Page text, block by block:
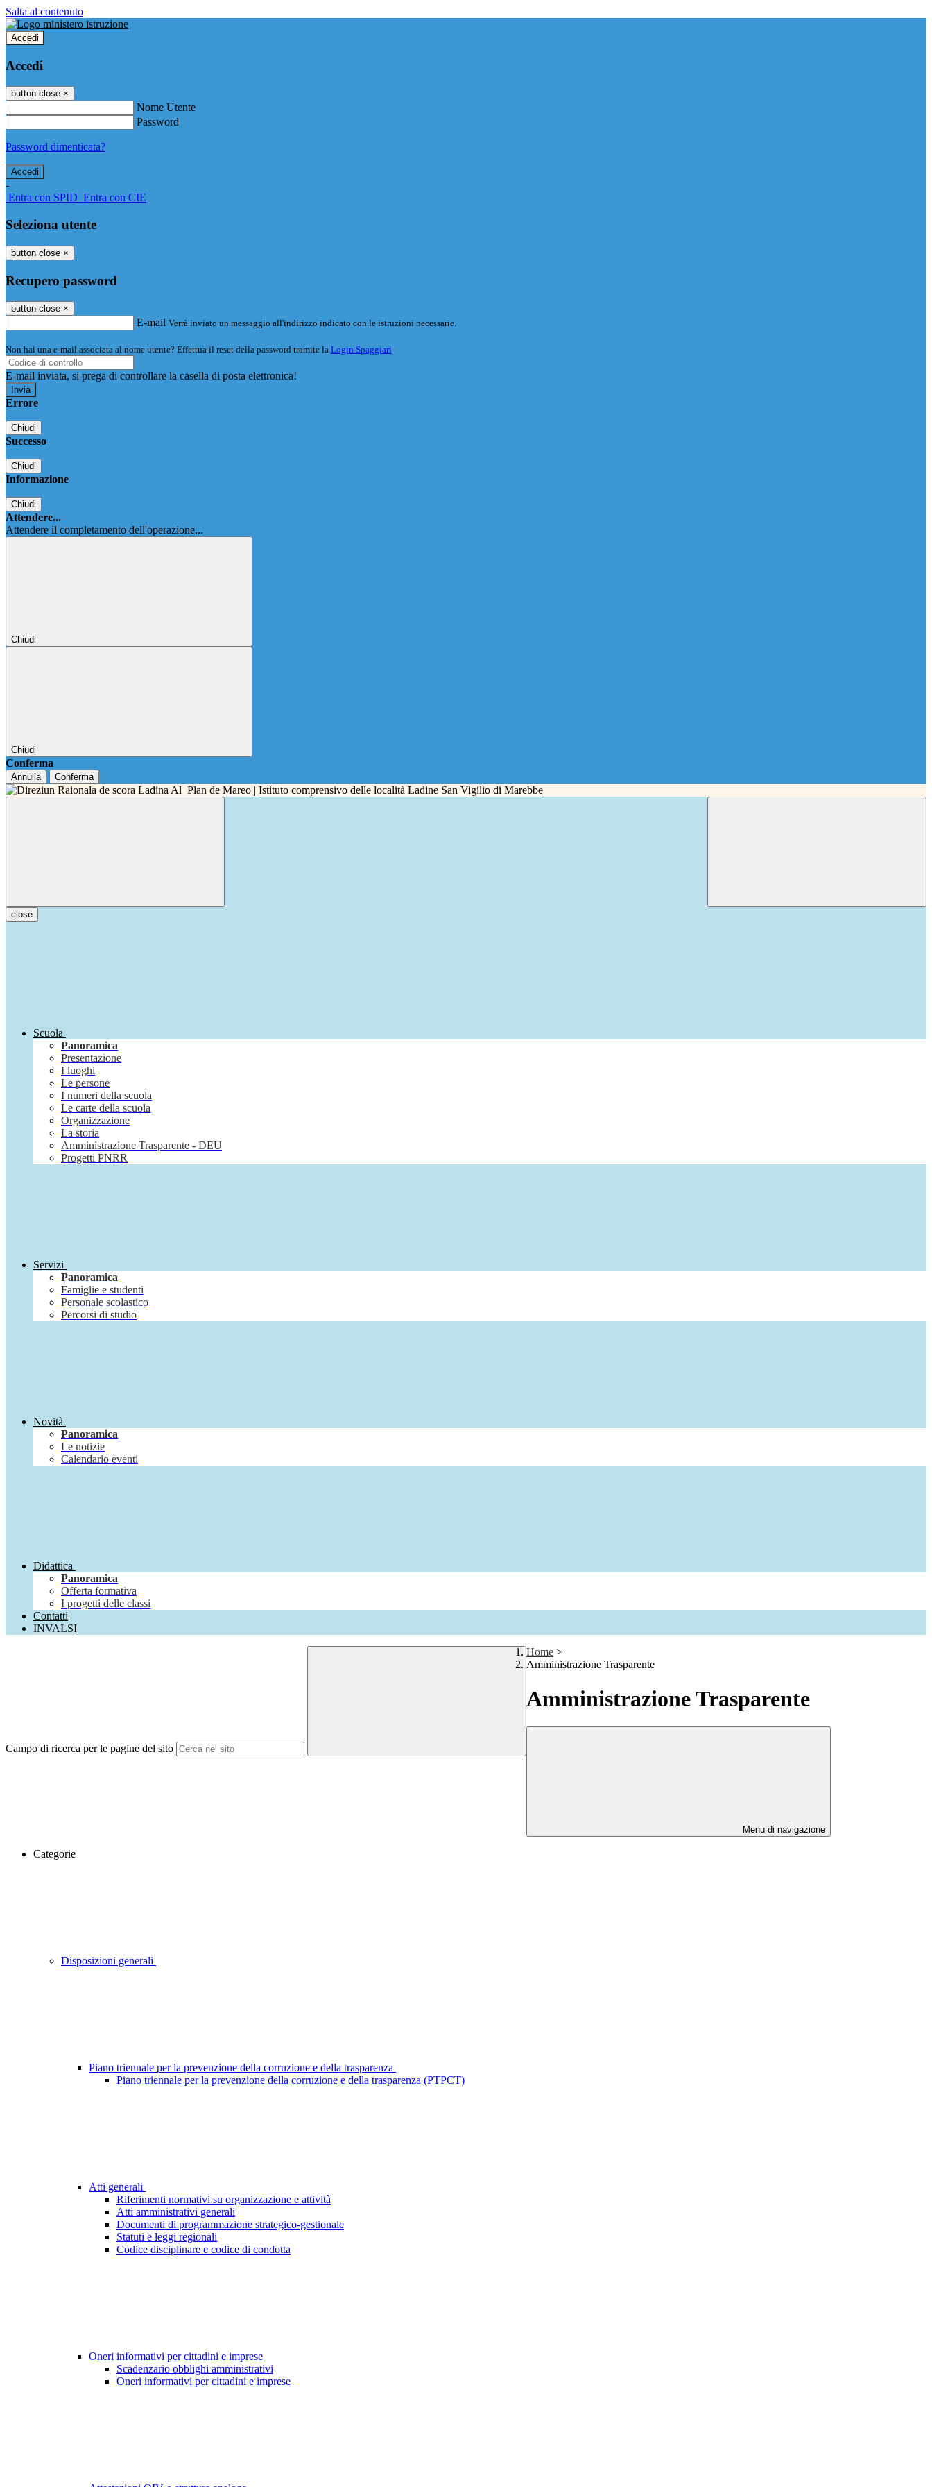
Salta al contenuto
Accedi
Accedi
button close ×
Nome Utente
Password
Password dimenticata?
-
Entra con SPID Entra con CIE
Seleziona utente
button close ×
Recupero password
button close ×
E-mail Verrà inviato un messaggio all'indirizzo indicato con le istruzioni necessarie.
Non hai una e-mail associata al nome utente? Effettua il reset della password tramite la Login Spaggiari
E-mail inviata, si prega di controllare la casella di posta elettronica!
Errore
Chiudi
Successo
Chiudi
Informazione
Chiudi
Attendere...
Attendere il completamento dell'operazione...
Chiudi
Chiudi
Conferma
Annulla Conferma
close
Scuola
Panoramica
Presentazione
I luoghi
Le persone
I numeri della scuola
Le carte della scuola
Organizzazione
La storia
Amministrazione Trasparente - DEU
Progetti PNRR
Servizi
Panoramica
Famiglie e studenti
Personale scolastico
Percorsi di studio
Novità
Panoramica
Le notizie
Calendario eventi
Didattica
Panoramica
Offerta formativa
I progetti delle classi
Contatti
INVALSI
Campo di ricerca per le pagine del sito
Home >
Amministrazione Trasparente
Amministrazione Trasparente
Menu di navigazione
Categorie
Disposizioni generali
Piano triennale per la prevenzione della corruzione e della trasparenza
Piano triennale per la prevenzione della corruzione e della trasparenza (PTPCT)
Atti generali
Riferimenti normativi su organizzazione e attività
Atti amministrativi generali
Documenti di programmazione strategico-gestionale
Statuti e leggi regionali
Codice disciplinare e codice di condotta
Oneri informativi per cittadini e imprese
Scadenzario obblighi amministrativi
Oneri informativi per cittadini e imprese